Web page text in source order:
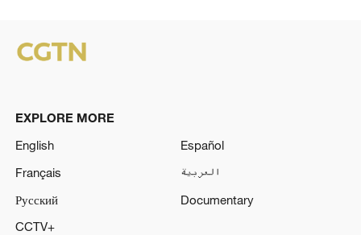
EXPLORE MORE
English
Español
Français
العربية
Русский
Documentary
CCTV+